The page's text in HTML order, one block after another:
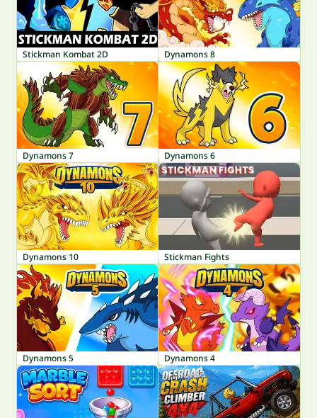
Stickman Kombat 2D Dynamons 8
Dynamons 7 Dynamons 6
Dynamons 10 Stickman Fights
Dynamons 5 Dynamons 4